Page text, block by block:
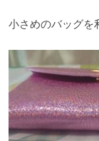
小さめのバッグを